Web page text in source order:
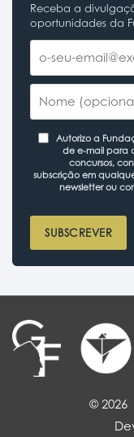
Receba a
oportunidades da
Autorizo a
de e-mail para
concursos,
subscrição em
newsletter ou
SUBSCREVER
© 2026